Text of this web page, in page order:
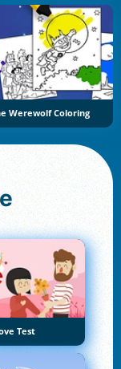
Werewolf Coloring
Test